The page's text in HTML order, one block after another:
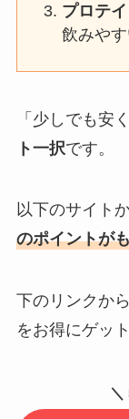
プロテ
飲みやす
「少しでも安
ト一択です。
以下のサイト
のポイントが
下のリンクから
をお得にゲッ
＼